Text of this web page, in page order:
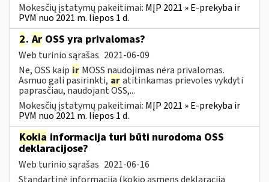
Mokesčių įstatymų pakeitimai: MĮP 2021 » E-prekyba ir
PVM nuo 2021 m. liepos 1 d.
2. Ar OSS yra privalomas?
Web turinio sąrašas 2021-06-09
Ne, OSS kaip ir MOSS naudojimas nėra privalomas.
Asmuo gali pasirinkti, aratitinkamas prievoles vykdyti
paprasčiau, naudojant OSS,...
Mokesčių įstatymų pakeitimai: MĮP 2021 » E-prekyba ir
PVM nuo 2021 m. liepos 1 d.
Kokia informacija turi būti nurodoma OSS
deklaracijose?
Web turinio sąrašas 2021-06-16
Standartinė informacija (kokio asmens deklaracija